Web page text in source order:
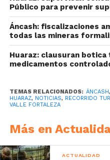
Público para prevenir
Áncash: fiscalizaciones
todas las mineras
Huaraz: clausuran
medicamentos
TEMAS RELACIONADOS: ÁNCASH,
HUARAZ, NOTICIAS, RECORRIDO
VALLE FORTALEZA
Más en
ACTUALIDAD